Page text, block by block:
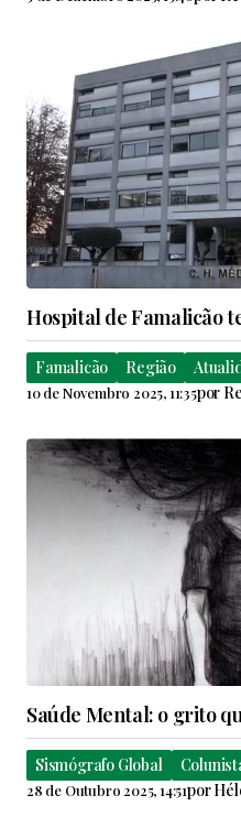
Hospital de Famalicão
Famalicão Região
10 de Novembro 2025, 11:35por
Saúde Mental: o grito
Sismógrafo Global
28 de Outubro 2025, 14:51por